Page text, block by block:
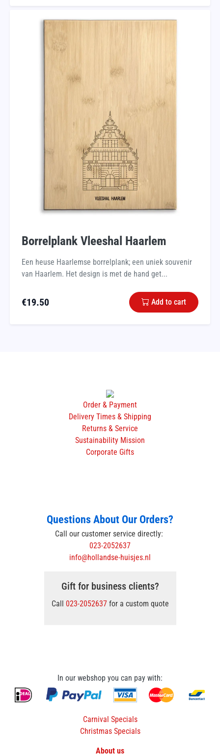
Borrelplank Vleeshal Haarlem
Een heuse Haarlemse borrelplank; een uniek souvenir
van Haarlem. Het design is met de hand get...
€19.50 Add to cart
Order & Payment
Delivery Times & Shipping
Returns & Service
Sustainability Mission
Corporate Gifts
Questions About Our Orders?
Call our customer service directly:
023-2052637
info@hollandse-huisjes.nl
Gift for business clients?
Call 023-2052637for a custom quote
In our webshop you can pay with:
Carnival Specials
Christmas Specials
About us